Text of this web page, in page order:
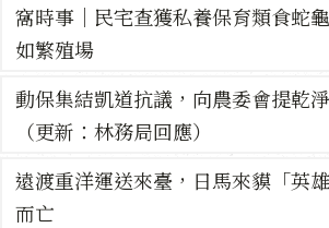
窩時事｜民宅查獲私養保育類食蛇
如繁殖場
動保集結凱道抗議，向農委會提乾
（更新：林務局回應）
遠渡重洋運送來臺，日馬來貘「英
而亡